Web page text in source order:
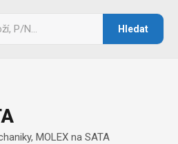
Hledat
MOLEX na SATA